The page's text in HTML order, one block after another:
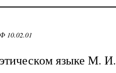
10.02.01
языке М. И.